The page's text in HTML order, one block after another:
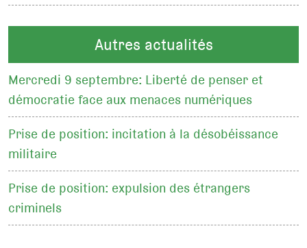
Autres actualités
Mercredi 9 septembre: Liberté de penser et
démocratie face aux menaces numériques
Prise de position: incitation à la désobéissance
militaire
Prise de position: expulsion des étrangers
criminels